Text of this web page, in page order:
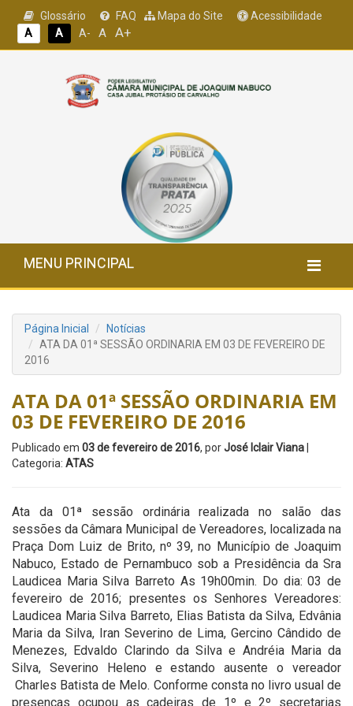
Glossário FAQ Mapa do Site
Acessibilidade
A
A A- A A+
MENU PRINCIPAL
Página Inicial
Notícias
ATA DA 01ª SESSÃO ORDINARIA EM 03 DE FEVEREIRO DE
2016
ATA DA 01ª SESSÃO ORDINARIA EM
03 DE FEVEREIRO DE 2016
Publicado em 03 de fevereiro de 2016, porJosé Iclair Viana
Categoria: ATAS
Ata da 01ª sessão ordinária realizada no salão das
sessões da Câmara Municipal de Vereadores, localizada na
Praça Dom Luiz de Brito, nº 39, no Município de Joaquim
Nabuco, Estado de Pernambuco sob a Presidência da Sra
Laudicea Maria Silva Barreto As 19h00min. Do dia: 03 de
fevereiro de 2016; presentes os Senhores Vereadores:
Laudicea Maria Silva Barreto, Elias Batista da Silva, Edvânia
Maria da Silva, Iran Severino de Lima, Gercino Cândido de
Menezes, Edvaldo Clarindo da Silva e Andréia Maria da
Silva, Severino Heleno e estando ausente o vereador
Charles Batista de Melo. Conforme consta no livro usual de
presenças ocupou as cadeiras de 1º e 2º secretarias